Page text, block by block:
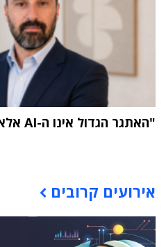
"האתגר הגדול אינו ה-AI אלא הטמעתה בארגון"
אירועים קרובים